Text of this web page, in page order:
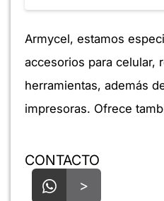
Armycel, estamos
accesorios para celular,
herramientas, además
impresoras. Ofrece
CONTACTO
>